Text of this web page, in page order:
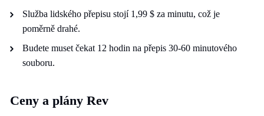
Služba lidského přepisu stojí 1,99 $ za minutu, což je
poměrně drahé.
Budete muset čekat 12 hodin na přepis 30-60 minutového
souboru.
Ceny a plány Rev